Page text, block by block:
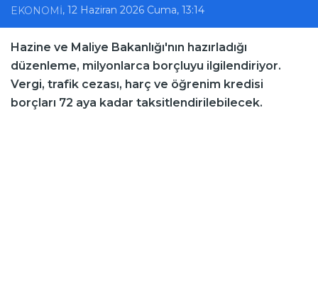
EKONOMİ, 12 Haziran 2026 Cuma, 13:14
Hazine ve Maliye Bakanlığı'nın hazırladığı
düzenleme, milyonlarca borçluyu ilgilendiriyor.
Vergi, trafik cezası, harç ve öğrenim kredisi
borçları 72 aya kadar taksitlendirilebilecek.